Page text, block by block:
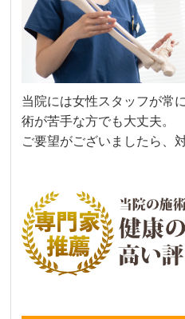
当院には女性スタッフが常
術が苦手な方でも大丈夫。
ご要望がございましたら、